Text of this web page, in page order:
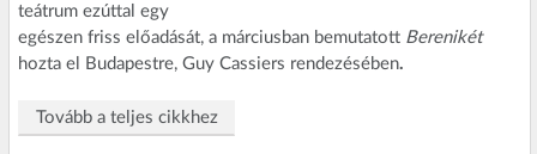
teátrum ezúttal egy
egészen friss előadását, a márciusban bemutatott Berenikét
hozta el Budapestre, Guy Cassiers rendezésében.
Tovább a teljes cikkhez